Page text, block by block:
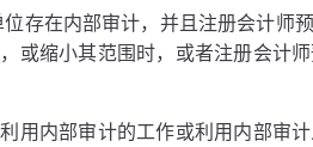
存在内部审计，并且注册会计师
或缩小其范围时，或者注册会计
利用内部审计的工作或利用内部审